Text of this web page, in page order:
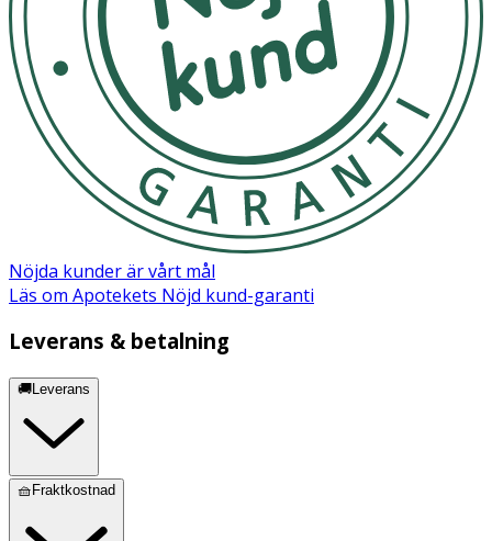
Nöjda kunder är vårt mål
Läs om Apotekets Nöjd kund-garanti
Leverans & betalning
🚚Leverans
🧺Fraktkostnad